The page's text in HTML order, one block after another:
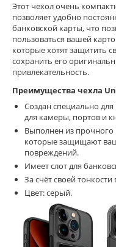
Этот чехол очень
позволяет удобно
банковской карты, что
пользоваться вашей
которые хотят защитить
сохранить его
привлекательность.
Преимущества чехла
Создан специально
для камеры, портов и
Выполнен из прочного
которые защищают
повреждений.
Имеет слот для
За счёт своей
Цвет: серый.